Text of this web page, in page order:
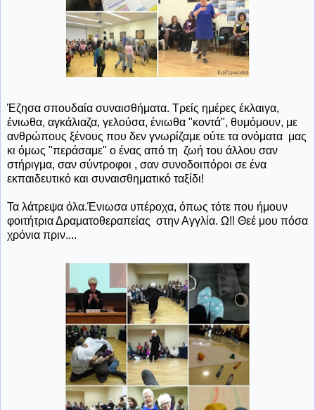
Έζησα σπουδαία συναισθήματα. Τρείς ημέρες έκλαιγα,
ένιωθα, αγκάλιαζα, γελούσα, ένιωθα "κοντά", θυμόμουν, με
ανθρώπους ξένους που δεν γνωρίζαμε ούτε τα ονόματα μας
κι όμως "περάσαμε" ο ένας από τη ζωή του άλλου σαν
στήριγμα, σαν σύντροφοι , σαν συνοδοιπόροι σε ένα
εκπαιδευτικό και συναισθηματικό ταξίδι!
Τα λάτρεψα όλα.Ένιωσα υπέροχα, όπως τότε που ήμουν
φοιτήτρια Δραματοθεραπείας στην Αγγλία. Ω!! Θεέ μου πόσα
χρόνια πριν....